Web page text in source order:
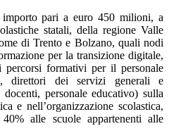
pari a euro 450 milioni, a
statali, della regione Valle
di Trento e Bolzano, quali nodi
per la transizione digitale,
percorsi formativi per il personale
direttori dei servizi generali e
personale educativo) sulla
e nell’organizzazione scolastica,
alle scuole appartenenti alle